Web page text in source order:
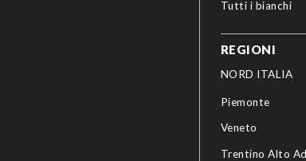
Tutti i bianchi
REGIONI
NORD ITALIA
Piemonte
Veneto
Trentino Alto